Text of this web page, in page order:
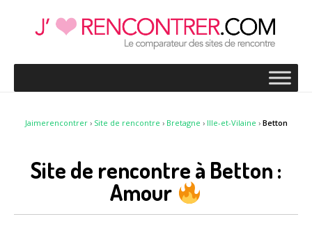
Jaimerencontrer› Site de rencontre › Bretagne › Ille-et-Vilaine › Betton
Site de rencontre à Betton :
Amour